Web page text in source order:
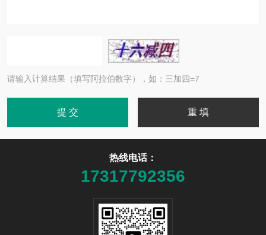
请输入计算结果（填写阿拉伯数字），如：三加四=7
热线电话：
17317792356